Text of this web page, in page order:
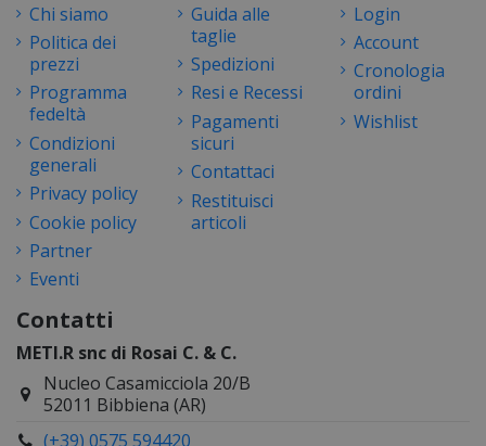
Chi siamo
Politica dei
prezzi
Programma
fedeltà
Condizioni
generali
Privacy policy
Cookie policy
Partner
Eventi
Guida alle
taglie
Spedizioni
Resi e Recessi
Pagamenti
sicuri
Contattaci
Restituisci
articoli
Login
Account
Cronologia
ordini
Wishlist
Contatti
METI.R snc di Rosai C. & C.
Nucleo Casamicciola 20/B
52011 Bibbiena (AR)
(+39) 0575 594420